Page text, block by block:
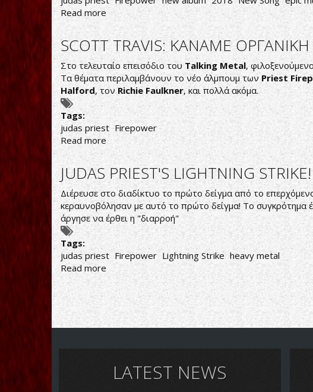
Read more about
ΔΥΝΑΜΗ
ΠΥΡΟΣ
ΤΩΝ
JUDAS
PRIEST
SCOTT TRAVIS: ΚΑΝΑΜΕ
Στο τελευταίο επεισόδιο τουTalking Metal,
Τα θέματα περιλαμβάνουν το νέο άλμπουμ των Priest
Halford, τονRichie Faulkner, και πολλά ακόμα.
Tags:
judas priest Firepower
Read more about
SCOTT
TRAVIS:
ΚΑΝΑΜΕ
ΟΡΓΑΝΙΚΗ
ΗΧΟΓΡΑΦΗΣΗ,
ΠΑΙΞΑΜΕ
ΟΛΟΙ
ΜΑΖΙ
ΣΤΟ
ΙΔΙΟ
ΔΩΜΑΤΙΟ...
JUDAS PRIEST'S LIGHTNING STRIKE!
Διέρευσε στο διαδίκτυο το πρώτο δείγμα από το
κεραυνοβόλησαν με αυτό το πρώτο δείγμα! Το συγκρότημα
άργησε να έρθει η "διαρροή"
Tags:
judas priest Firepower Lightning Strike heavy metal
Read more about
JUDAS
PRIEST'S
LIGHTNING
STRIKE!
LATEST NEWS